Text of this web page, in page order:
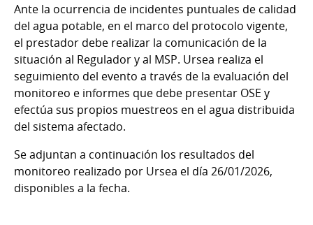
Ante la ocurrencia de incidentes puntuales de calidad
del agua potable, en el marco del protocolo vigente,
el prestador debe realizar la comunicación de la
situación al Regulador y al MSP. Ursea realiza el
seguimiento del evento a través de la evaluación del
monitoreo e informes que debe presentar OSE y
efectúa sus propios muestreos en el agua distribuida
del sistema afectado.
Se adjuntan a continuación los resultados del
monitoreo realizado por Ursea el día 26/01/2026,
disponibles a la fecha.